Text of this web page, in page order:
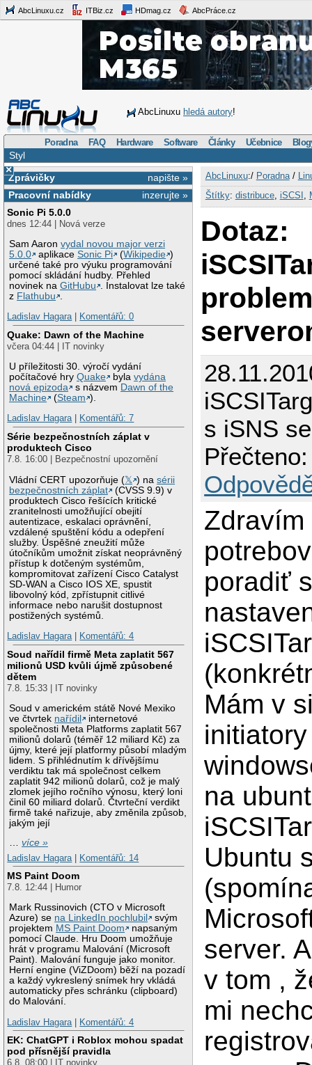
AbcLinuxu.cz ITBiz.cz HDmag.cz AbcPráce.cz
AbcLinuxu hledá autory!
Poradna FAQ Hardware Software Články Učebnice
Styl
×
napište »
Zprávičky
inzerujte »
Pracovní nabídky
Sonic Pi 5.0.0
dnes 12:44 | Nová verze
Sam Aaronvydal novou major verzi
5.0.0
aplikaceSonic Pi (Wikipedie )
určené také pro výuku programování
pomocí skládání hudby. Přehled
novinek naGitHubu
. Instalovat lze také
z Flathubu
Ladislav Hagara| Komentářů: 0
Quake: Dawn of the Machine
včera 04:44 | IT novinky
U příležitosti 30. výročí vydání
počítačové hryQuake bylavydána
nová epizoda
s názvem Dawn of the
Machine
(Steam ).
Ladislav Hagara| Komentářů: 7
Série bezpečnostních záplat v
produktech Cisco
7.8. 16:00 | Bezpečnostní upozornění
Vládní CERT upozorňuje (𝕏 ) nasérii
bezpečnostních záplat
(CVSS 9.9) v
produktech Cisco řešících kritické
zranitelnosti umožňující obejití
autentizace, eskalaci oprávnění,
vzdálené spuštění kódu a odepření
služby. Úspěšné zneužití může
útočníkům umožnit získat neoprávněný
přístup k dotčeným systémům,
kompromitovat zařízení Cisco Catalyst
SD-WAN a Cisco IOS XE, spustit
libovolný kód, zpřístupnit citlivé
informace nebo narušit dostupnost
postižených systémů.
Ladislav Hagara| Komentářů: 4
Soud nařídil firmě Meta zaplatit 567
milionů USD kvůli újmě způsobené
dětem
7.8. 15:33 | IT novinky
Soud v americkém státě Nové Mexiko
ve čtvrtek nařídil
internetové
společnosti Meta Platforms zaplatit 567
milionů dolarů (téměř 12 miliard Kč) za
újmy, které její platformy působí mladým
lidem. S přihlédnutím k dřívějšímu
verdiktu tak má společnost celkem
zaplatit 942 milionů dolarů, což je malý
zlomek jejího ročního výnosu, který loni
činil 60 miliard dolarů. Čtvrteční verdikt
firmě také nařizuje, aby změnila způsob,
jakým její
…více »
Ladislav Hagara
Komentářů: 14
MS Paint Doom
7.8. 12:44 | Humor
Mark Russinovich (CTO v Microsoft
Azure) se na LinkedIn pochlubil
svým
projektem MS Paint Doom
napsaným
pomocí Claude. Hru Doom umožňuje
hrát v programu Malování (Microsoft
Paint). Malování funguje jako monitor.
Herní engine (ViZDoom) běží na pozadí
a každý vykreslený snímek hry vkládá
automaticky přes schránku (clipboard)
do Malování.
Ladislav Hagara | Komentářů: 4
EK: ChatGPT i Roblox mohou spadat
pod přísnější pravidla
6.8. 08:00 | IT novinky
AbcLinuxu:/ Poradna/
Štítky: distribuce, iSCSI
Dotaz:
s iSNS
poradiť
Mám v
na
Ubuntu
server.
v tom ,
mi